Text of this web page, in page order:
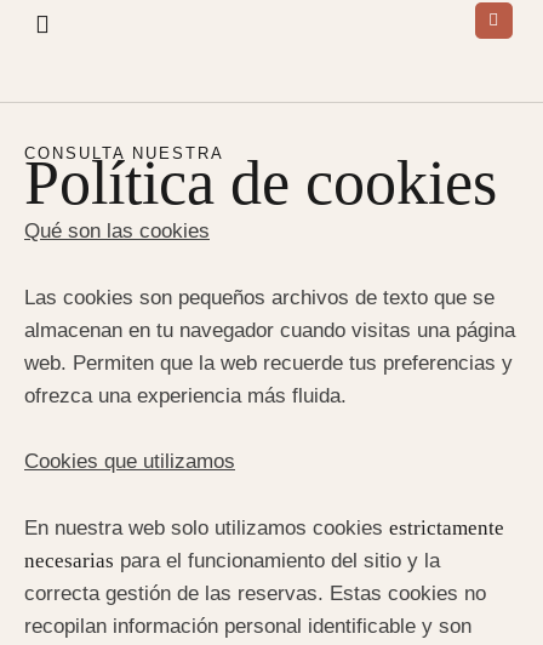
CONSULTA NUESTRA
Política de cookies
Qué son las cookies
Las cookies son pequeños archivos de texto que se
almacenan en tu navegador cuando visitas una página
web. Permiten que la web recuerde tus preferencias y
ofrezca una experiencia más fluida.
Cookies que utilizamos
En nuestra web solo utilizamos cookies estrictamente
necesarias para el funcionamiento del sitio y la
correcta gestión de las reservas. Estas cookies no
recopilan información personal identificable y son